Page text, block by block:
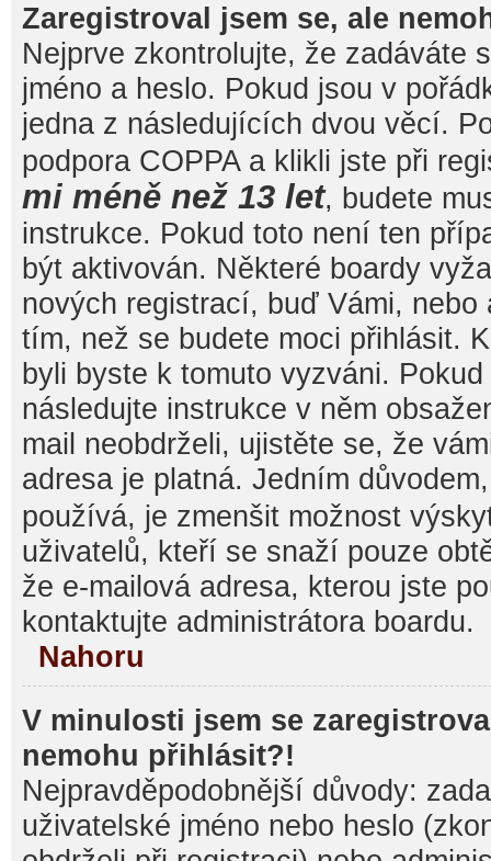
Zaregistroval jsem se, ale
Nejprve zkontrolujte, že zadáváte
jméno a heslo. Pokud jsou v
jedna z následujících dvou věcí.
podpora COPPA a klikli jste při
mi méně než 13 let, budete
instrukce. Pokud toto není ten
být aktivován. Některé boardy
nových registrací, buď Vámi, nebo
tím, než se budete moci přihlásit.
byli byste k tomuto vyzváni.
následujte instrukce v něm
mail neobdrželi, ujistěte se, že
adresa je platná. Jedním
používá, je zmenšit možnost
uživatelů, kteří se snaží pouze
že e-mailová adresa, kterou jste
kontaktujte administrátora boardu.
Nahoru
V minulosti jsem se
nemohu přihlásit?!
Nejpravděpodobnější důvody:
uživatelské jméno nebo heslo